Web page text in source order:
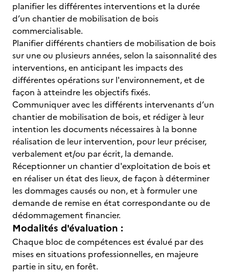
planifier les différentes interventions et la durée
d’un chantier de mobilisation de bois
commercialisable.
Planifier différents chantiers de mobilisation de bois
sur une ou plusieurs années, selon la saisonnalité des
interventions, en anticipant les impacts des
différentes opérations sur l'environnement, et de
façon à atteindre les objectifs fixés.
Communiquer avec les différents intervenants d’un
chantier de mobilisation de bois, et rédiger à leur
intention les documents nécessaires à la bonne
réalisation de leur intervention, pour leur préciser,
verbalement et/ou par écrit, la demande.
Réceptionner un chantier d'exploitation de bois et
en réaliser un état des lieux, de façon à déterminer
les dommages causés ou non, et à formuler une
demande de remise en état correspondante ou de
dédommagement financier.
Modalités d'évaluation :
Chaque bloc de compétences est évalué par des
mises en situations professionnelles, en majeure
partie in situ, en forêt.